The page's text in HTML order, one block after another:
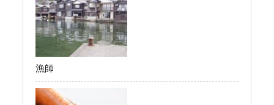
漁師